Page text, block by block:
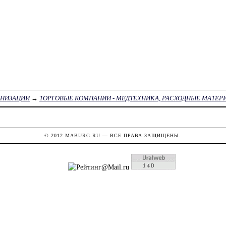
→ ТОРГОВЫЕ КОМПАНИИ - МЕДТЕХНИКА, РАСХОДНЫЕ
© 2012MABURG.RU — ВСЕ ПРАВА ЗАЩИЩЕНЫ.